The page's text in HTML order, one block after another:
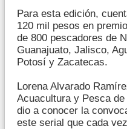
Para esta edición,
120 mil pesos en
de 800 pescadores de
Guanajuato, Jalisco,
Potosí y Zacatecas.
Lorena Alvarado
Acuacultura y Pesca
dio a conocer la
este serial que cada